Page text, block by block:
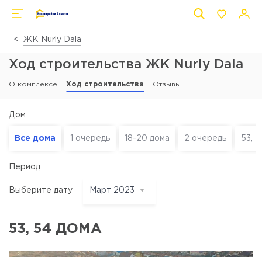
ЖК Nurly Dala
Ход строительства ЖК Nurly Dala
О комплексе Ход строительства Отзывы
Дом
Все дома 1 очередь 18-20 дома 2 очередь 53,
Период
Выберите дату Март 2023
Февраль
2023
Январь 2023
53, 54 ДОМА